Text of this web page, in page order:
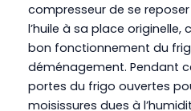
compresseur de se
l’huile à sa place originelle,
bon fonctionnement du
déménagement. Pendant
portes du frigo ouvertes
moisissures dues à